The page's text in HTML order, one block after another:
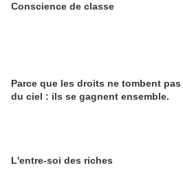
Conscience de classe
Parce que les droits ne tombent pas
du ciel : ils se gagnent ensemble.
L'entre-soi des riches